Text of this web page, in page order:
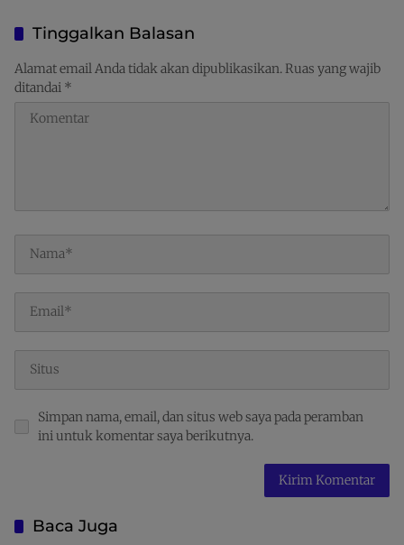
Tinggalkan Balasan
Alamat email Anda tidak akan dipublikasikan.Ruas yang wajib
ditandai *
Simpan nama, email, dan situs web saya pada peramban
ini untuk komentar saya berikutnya.
Baca Juga